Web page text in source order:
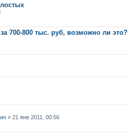
700-800 тыс. руб, возможно ли это?
» 21 янв 2011, 00:56